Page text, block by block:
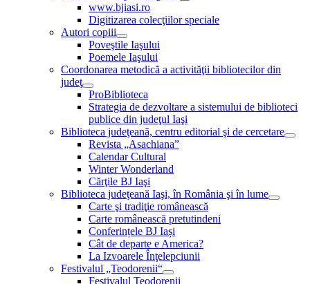
www.bjiasi.ro
Digitizarea colecţiilor speciale
Autori copiii
Poveştile Iaşului
Poemele Iaşului
Coordonarea metodică a activităţii bibliotecilor din
judeţ
ProBiblioteca
Strategia de dezvoltare a sistemului de biblioteci
publice din judeţul Iaşi
Biblioteca judeţeană, centru editorial şi de cercetare
Revista „Asachiana”
Calendar Cultural
Winter Wonderland
Cărţile BJ Iaşi
Biblioteca judeţeană Iaşi, în România şi în lume
Carte şi tradiţie românească
Carte românească pretutindeni
Conferințele BJ Iași
Cât de departe e America?
La Izvoarele Înţelepciunii
Festivalul „Teodorenii“
Festivalul Teodorenii